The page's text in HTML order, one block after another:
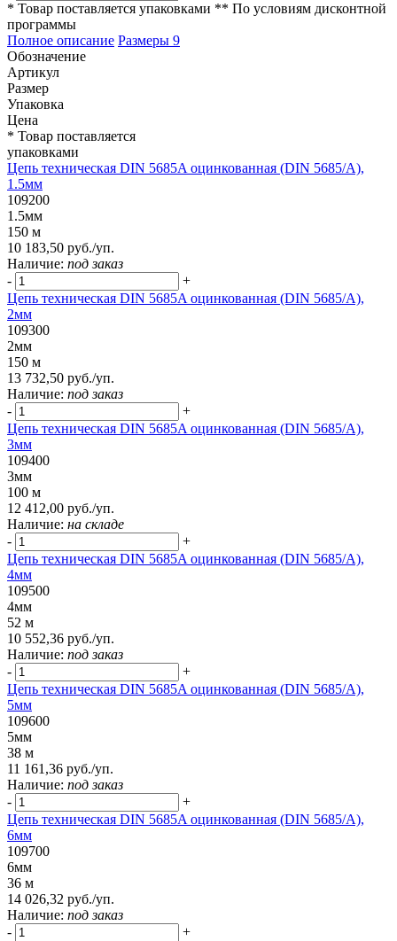
* Товар поставляется упаковками ** По условиям дисконтной
программы
Полное описание Размеры 9
Обозначение
Артикул
Размер
Упаковка
Цена
* Товар поставляется
упаковками
Цепь техническая DIN 5685A оцинкованная (DIN 5685/A),
1.5мм
109200
1.5мм
150 м
10 183,50 руб./уп.
Наличие: под заказ
-
+
Цепь техническая DIN 5685A оцинкованная (DIN 5685/A),
2мм
109300
2мм
150 м
13 732,50 руб./уп.
Наличие: под заказ
-
+
Цепь техническая DIN 5685A оцинкованная (DIN 5685/A),
3мм
109400
3мм
100 м
12 412,00 руб./уп.
Наличие: на складе
-
+
Цепь техническая DIN 5685A оцинкованная (DIN 5685/A),
4мм
109500
4мм
52 м
10 552,36 руб./уп.
Наличие: под заказ
-
+
Цепь техническая DIN 5685A оцинкованная (DIN 5685/A),
5мм
109600
5мм
38 м
11 161,36 руб./уп.
Наличие: под заказ
-
+
Цепь техническая DIN 5685A оцинкованная (DIN 5685/A),
6мм
109700
6мм
36 м
14 026,32 руб./уп.
Наличие: под заказ
-
+